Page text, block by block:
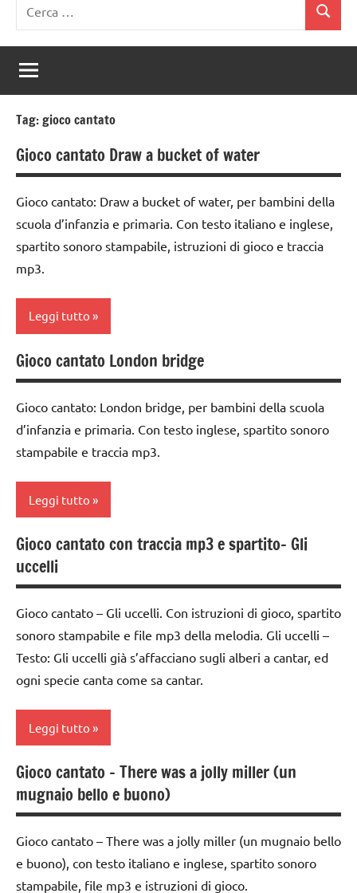
per:
Cerca
Tag:gioco cantato
Gioco cantato Draw a bucket of water
Gioco cantato: Draw a bucket of water, per bambini della
scuola d’infanzia e primaria. Con testo italiano e inglese,
spartito sonoro stampabile, istruzioni di gioco e traccia
mp3.
Leggi tutto
classe
1a
classe
2a
classe
3a
6
anni
cantati
INGLESE
inglese
didattico
Gioco cantato London bridge
Gioco cantato: London bridge, per bambini della scuola
d’infanzia e primaria. Con testo inglese, spartito sonoro
stampabile e traccia mp3.
Leggi tutto
classe
1a
2a
3 ai
6
DOWNLOAD
GIOCHI
DI
GRUPPO
cantati
Gioco cantato con traccia mp3 e spartito- Gli
uccelli
Gioco cantato – Gli uccelli. Con istruzioni di gioco, spartito
sonoro stampabile e file mp3 della melodia. Gli uccelli –
Testo: Gli uccelli già s’affacciano sugli alberi a cantar, ed
ogni specie canta come sa cantar.
Leggi tutto
classe
1a
2a
Gioco cantato – There was a jolly miller (un
mugnaio bello e buono)
Gioco cantato – There was a jolly miller (un mugnaio bello
e buono), con testo italiano e inglese, spartito sonoro
stampabile, file mp3 e istruzioni di gioco.